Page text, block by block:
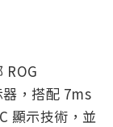
ROG
，搭配 7ms
顯示技術，並